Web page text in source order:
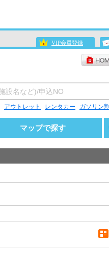
VIP会員登録
アウトレット レンタカー ガソリン割
マップで探す